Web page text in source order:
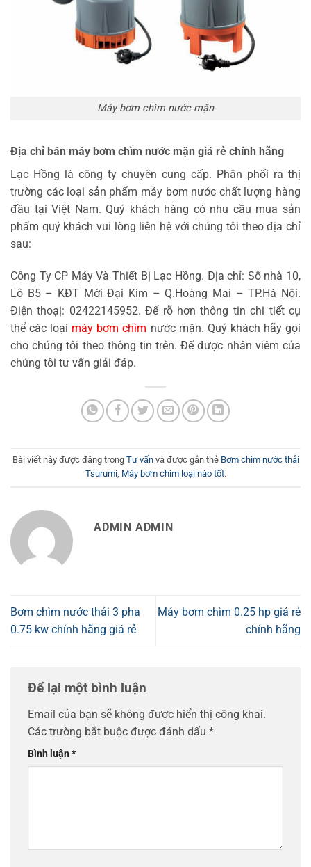
Máy bơm chìm nước mặn
Địa chỉ bán máy bơm chìm nước mặn giá rẻ chính hãng
Lạc Hồng là công ty chuyên cung cấp. Phân phối ra thị
trường các loại sản phẩm máy bơm nước chất lượng hàng
đầu tại Việt Nam. Quý khách hàng có nhu cầu mua sản
phẩm quý khách vui lòng liên hệ với chúng tôi theo địa chỉ
sau:
Công Ty CP Máy Và Thiết Bị Lạc Hồng. Địa chỉ: Số nhà 10,
Lô B5 – KĐT Mới Đại Kim – Q.Hoàng Mai – TP.Hà Nội.
Điện thoạị: 02422145952. Để rõ hơn thông tin chi tiết cụ
thể các loại máy bơm chìm nước mặn. Quý khách hãy gọi
cho chúng tôi theo thông tin trên. Để được nhân viêm của
chúng tôi tư vấn giải đáp.
Bài viết này được đăng trong Tư vấnvà được gắn thẻ Bơm chìm nước thải
Tsurumi, Máy bơm chìm loại nào tốt.
ADMIN ADMIN
Bơm chìm nước thải 3 pha
0.75 kw chính hãng giá rẻ
Máy bơm chìm 0.25 hp giá rẻ
chính hãng
Để lại một bình luận
Email của bạn sẽ không được hiển thị công khai.
Các trường bắt buộc được đánh dấu *
Bình luận*